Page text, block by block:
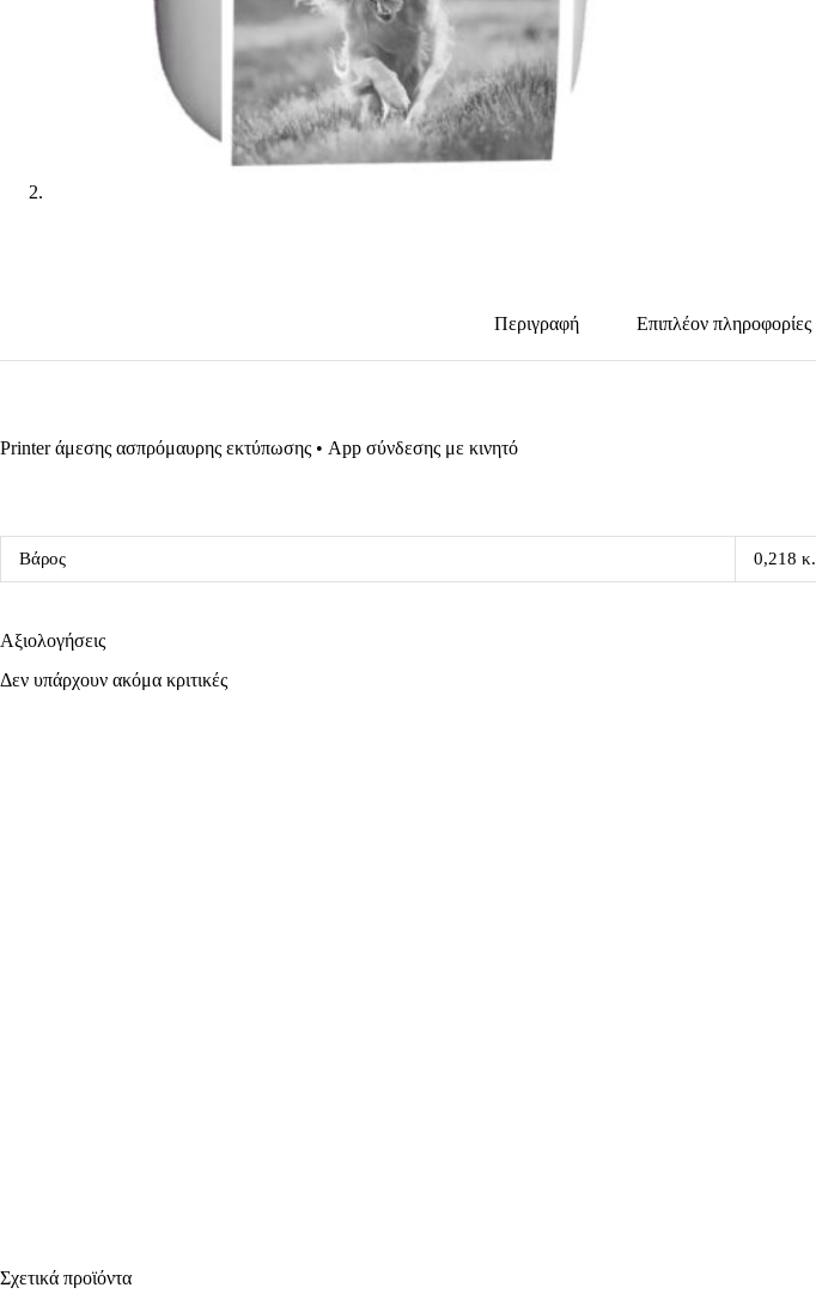
Περιγραφή Επιπλέον πληροφορίες
Printer άμεσης ασπρόμαυρης εκτύπωσης • App σύνδεσης με κινητό
Βάρος 0,218 κ.
Αξιολογήσεις
Δεν υπάρχουν ακόμα κριτικές
Σχετικά προϊόντα